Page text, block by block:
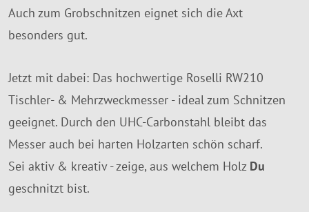
Auch zum Grobschnitzen eignet sich die Axt
besonders gut.
Jetzt mit dabei: Das hochwertige Roselli RW210
Tischler- & Mehrzweckmesser - ideal zum Schnitzen
geeignet. Durch den UHC-Carbonstahl bleibt das
Messer auch bei harten Holzarten schön scharf.
Sei aktiv & kreativ - zeige, aus welchem Holz Du
geschnitzt bist.